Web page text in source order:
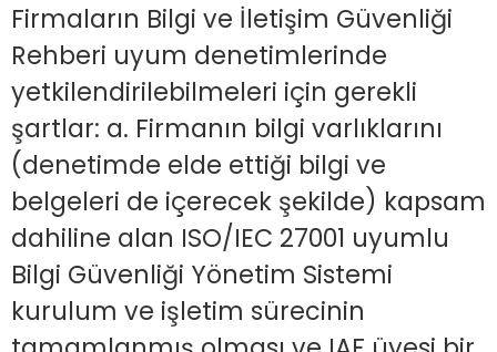
Firmaların Bilgi ve İletişim Güvenliği
Rehberi uyum denetimlerinde
yetkilendirilebilmeleri için gerekli
şartlar: a. Firmanın bilgi varlıklarını
(denetimde elde ettiği bilgi ve
belgeleri de içerecek şekilde) kapsam
dahiline alan ISO/IEC 27001 uyumlu
Bilgi Güvenliği Yönetim Sistemi
kurulum ve işletim sürecinin